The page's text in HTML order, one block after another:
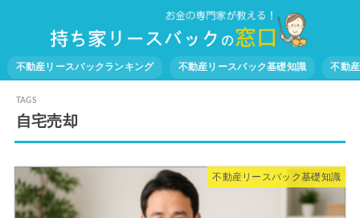
不動産リースバックランキング 不動産リースバック基礎知識 不動
自宅売却
不動産リースバック基礎知識